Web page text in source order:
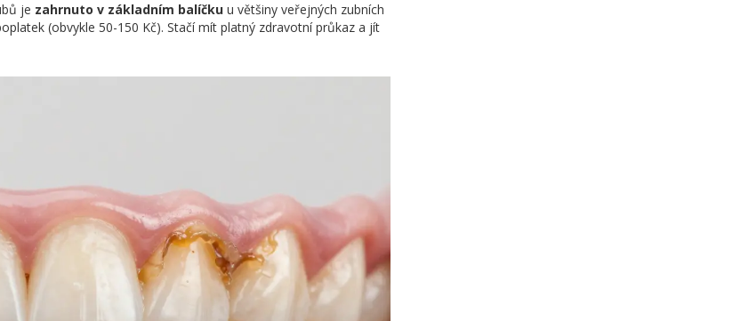
je zahrnuto v základním balíčku u většiny veřejných zubních
(obvykle 50-150 Kč). Stačí mít platný zdravotní průkaz a jít